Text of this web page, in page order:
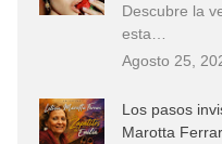
Descubre la
esta…
Agosto 25,
Los pasos
Marotta